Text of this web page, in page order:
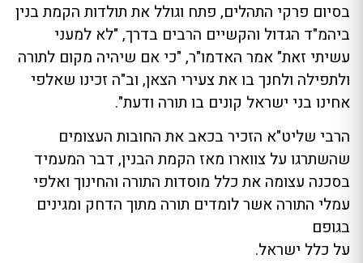
בסיום פרקי התהלים, פתח וגולל את תולדות הקמת בנין
ביהמ"ד הגדול והקשיים הרבים בדרך, "לא למעני
עשיתי זאת" אמר האדמו"ר, "כי אם שיהיה מקום לתורה
ולתפילה ולחנך בו את צעירי הצאן, וב"ה זכינו שאלפי
אחינו בני ישראל קונים בו תורה ודעת".
הרבי שליט"א הזכיר בכאב את החובות העצומים
שהשתרגו על צווארו מאז הקמת הבנין, דבר המעמיד
בסכנה עצומה את כלל מוסדות התורה והחינוך ואלפי
עמלי התורה אשר לומדים תורה מתוך הדחק ומגינים
בגופם
על כלל ישראל.